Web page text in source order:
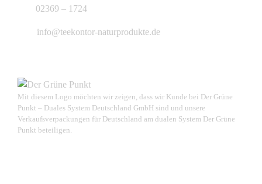
02369 – 1724
info@teekontor-naturprodukte.de
Mit diesem Logo möchten wir zeigen, dass wir Kunde bei Der Grüne
Punkt – Duales System Deutschland GmbH sind und unsere
Verkaufsverpackungen für Deutschland am dualen System Der Grüne
Punkt beteiligen.